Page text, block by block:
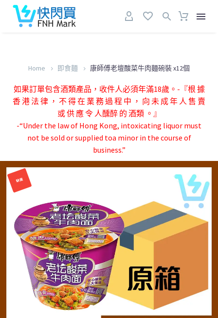
Home 即食麵 康師傅老壇酸菜牛肉麵碗裝 x12個
如果訂單包含酒類產品，收件人必須年滿18歲。-『根 據
香 港 法 律 ， 不 得 在 業 務 過 程 中 ， 向 未 成 年 人 售 賣
或 供 應 令 人醺醉 的 酒類 。』
-“Under the law of Hong Kong, intoxicating liquor must
not be sold or supplied toa minor in the course of
business.”
缺貨